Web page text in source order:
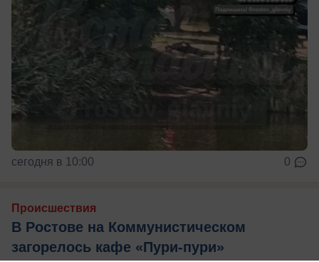
сегодня в 10:00 0
Происшествия
В Ростове на Коммунистическом
загорелось кафе «Пури-пури»